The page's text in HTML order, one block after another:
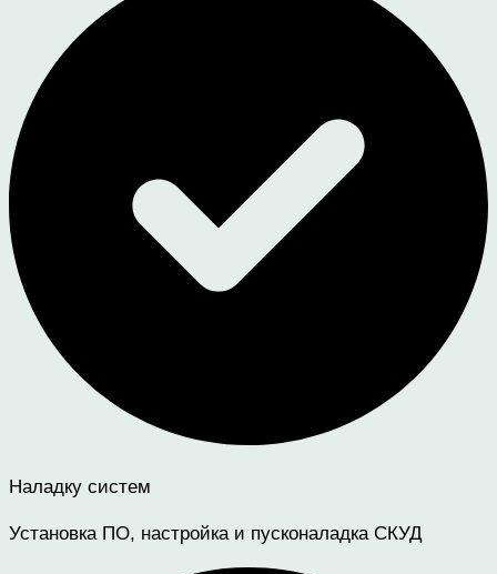
Наладку систем
Установка ПО, настройка и пусконаладка СКУД